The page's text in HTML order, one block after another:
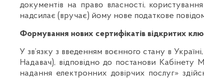
документів на право власності,
надсилає (вручає) йому нове податкове
Формування нових сертифікатів відкритих
У зв’язку з введенням воєнного стану в
Надавач), відповідно до постанови Кабінету
надання електронних довірчих послуг»